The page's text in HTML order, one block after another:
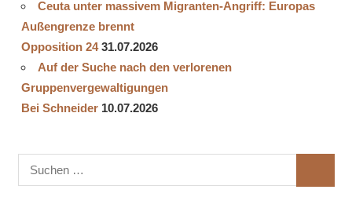
Ceuta unter massivem Migranten-Angriff: Europas
Außengrenze brennt
Opposition 24 31.07.2026
Auf der Suche nach den verlorenen
Gruppenvergewaltigungen
Bei Schneider 10.07.2026
Suchen
nach: